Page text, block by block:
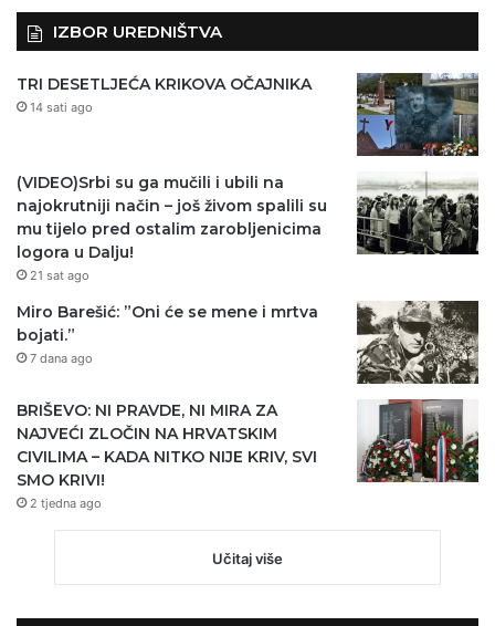
IZBOR UREDNIŠTVA
TRI DESETLJEĆA KRIKOVA OČAJNIKA
14 sati ago
(VIDEO)Srbi su ga mučili i ubili na
najokrutniji način – još živom spalili su
mu tijelo pred ostalim zarobljenicima
logora u Dalju!
21 sat ago
Miro Barešić: ”Oni će se mene i mrtva
bojati.”
7 dana ago
BRIŠEVO: NI PRAVDE, NI MIRA ZA
NAJVEĆI ZLOČIN NA HRVATSKIM
CIVILIMA – KADA NITKO NIJE KRIV, SVI
SMO KRIVI!
2 tjedna ago
Učitaj više